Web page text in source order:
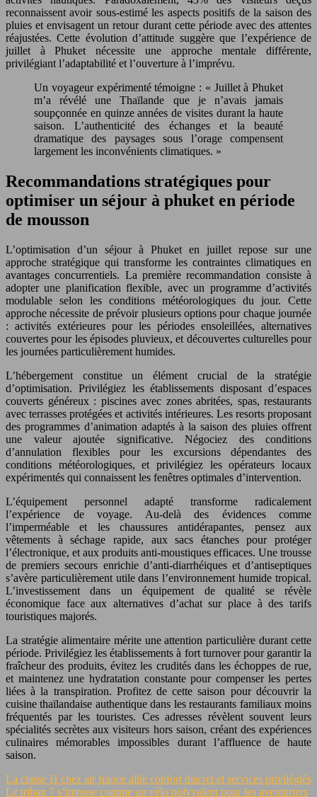
reconnaissent avoir sous-estimé les aspects positifs de la saison des
pluies et envisagent un retour durant cette période avec des attentes
réajustées. Cette évolution d’attitude suggère que l’expérience de
juillet à Phuket nécessite une approche mentale différente,
privilégiant l’adaptabilité et l’ouverture à l’imprévu.
Un voyageur expérimenté témoigne : « Juillet à Phuket
m’a révélé une Thaïlande que je n’avais jamais
soupçonnée en quinze années de visites durant la haute
saison. L’authenticité des échanges et la beauté
dramatique des paysages sous l’orage compensent
largement les inconvénients climatiques. »
Recommandations stratégiques pour
optimiser un séjour à phuket en période
de mousson
L’optimisation d’un séjour à Phuket en juillet repose sur une
approche stratégique qui transforme les contraintes climatiques en
avantages concurrentiels. La première recommandation consiste à
adopter une planification flexible, avec un programme d’activités
modulable selon les conditions météorologiques du jour. Cette
approche nécessite de prévoir plusieurs options pour chaque journée
: activités extérieures pour les périodes ensoleillées, alternatives
couvertes pour les épisodes pluvieux, et découvertes culturelles pour
les journées particulièrement humides.
L’hébergement constitue un élément crucial de la stratégie
d’optimisation. Privilégiez les établissements disposant d’espaces
couverts généreux : piscines avec zones abritées, spas, restaurants
avec terrasses protégées et activités intérieures. Les resorts proposant
des programmes d’animation adaptés à la saison des pluies offrent
une valeur ajoutée significative. Négociez des conditions
d’annulation flexibles pour les excursions dépendantes des
conditions météorologiques, et privilégiez les opérateurs locaux
expérimentés qui connaissent les fenêtres optimales d’intervention.
L’équipement personnel adapté transforme radicalement
l’expérience de voyage. Au-delà des évidences comme
l’imperméable et les chaussures antidérapantes, pensez aux
vêtements à séchage rapide, aux sacs étanches pour protéger
l’électronique, et aux produits anti-moustiques efficaces. Une trousse
de premiers secours enrichie d’anti-diarrhéiques et d’antiseptiques
s’avère particulièrement utile dans l’environnement humide tropical.
L’investissement dans un équipement de qualité se révèle
économique face aux alternatives d’achat sur place à des tarifs
touristiques majorés.
La stratégie alimentaire mérite une attention particulière durant cette
période. Privilégiez les établissements à fort turnover pour garantir la
fraîcheur des produits, évitez les crudités dans les échoppes de rue,
et maintenez une hydratation constante pour compenser les pertes
liées à la transpiration. Profitez de cette saison pour découvrir la
cuisine thaïlandaise authentique dans les restaurants familiaux moins
fréquentés par les touristes. Ces adresses révèlent souvent leurs
spécialités secrètes aux visiteurs hors saison, créant des expériences
culinaires mémorables impossibles durant l’affluence de haute
saison.
La classe H chez air france allie confort discret et services privilégiés
Le triban 7 s’impose comme un vélo polyvalent pour les aventuriers